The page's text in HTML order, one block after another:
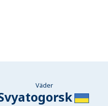
Väder